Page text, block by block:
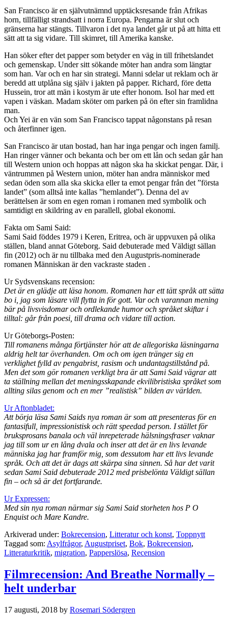
San Francisco är en självutnämnd upptäcksresande från Afrikas
horn, tillfälligt strandsatt i norra Europa. Pengarna är slut och
gränserna har stängts. Tillvaron i det nya landet går ut på att hitta ett
sätt att ta sig vidare. Till skimret, till Amerika kanske.
Han söker efter det papper som betyder en väg in till frihetslandet
och gemenskap. Under sitt sökande möter han andra som längtar
som han. Var och en har sin strategi. Manni sdelar ut reklam och är
beredd att utplåna sig själv i jakten på papper. Richard, före detta
Hussein, tror att män i kostym är ute efter honom. Isol har med ett
vapen i väskan. Madam sköter om parken på ön efter sin framlidna
man.
Och Yei är en vän som San Francisco tappat någonstans på resan
och återfinner igen.
San Francisco är utan bostad, han har inga pengar och ingen familj.
Han ringer vänner och bekanta och ber om ett lån och sedan går han
till Western union och hoppas att någon ska ha skickat pengar. Där, i
väntrummen på Western union, möter han andra människor med
sedan öden som alla ska skicka eller ta emot pengar från det ”första
landet” (som alltså inte kallas ”hemlandet”). Denna del av
berättelsen är som en egen roman i romanen med symbolik och
samtidigt en skildring av en parallell, global ekonomi.
Fakta om Sami Said:
Sami Said föddes 1979 i Keren, Eritrea, och är uppvuxen på olika
ställen, bland annat Göteborg. Said debuterade med Väldigt sällan
fin (2012) och är nu tillbaka med den Augustpris-nominerade
romanen Människan är den vackraste staden .
Ur Sydsvenskans recension:
Det är en glädje att läsa honom. Romanen har ett tätt språk att sätta
bo i, jag som läsare vill flytta in för gott. Var och varannan mening
bär på livsvisdomar och ordlekande humor och språket skiftar i
tilltal: går från poesi, till drama och vidare till action.
Ur Göteborgs-Posten:
Till romanens många förtjänster hör att de allegoriska läsningarna
aldrig helt tar överhanden. Om och om igen tränger sig en
verklighet fylld av pengabrist, rasism och undantagstillstånd på.
Men det som gör romanen verkligt bra är att Sami Said vägrar att
ta ställning mellan det meningsskapande ekvilibristiska språket som
allting silas genom och en mer ”realistisk” bilden av världen.
Ur Aftonbladet:
Att börja läsa Sami Saids nya roman är som att presenteras för en
fantasifull, impressionistisk och rätt speedad person. I stället för
bruksprosans banala och väl inrepeterade hälsningsfraser vaknar
jag till som ur en lång dvala och inser att det är en livs levande
människa jag har framför mig, som dessutom har ett livs levande
språk. Och att det är dags att skärpa sina sinnen. Så har det varit
sedan Sami Said debuterade 2012 med prisbelönta Väldigt sällan
fin – och så är det fortfarande.
Ur Expressen:
Med sin nya roman närmar sig Sami Said storheten hos P O
Enquist och Mare Kandre.
Arkiverad under: Bokrecension, Litteratur och konst, Toppnytt
Taggad som: Asylfrågor, Augustpriset, Bok, Bokrecension,
Litteraturkritik, migration, Papperslösa, Recension
Filmrecension: And Breathe Normally –
helt underbar
17 augusti, 2018 by Rosemari Södergren